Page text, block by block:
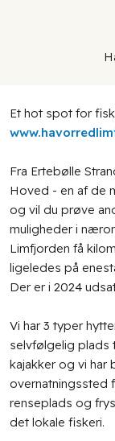
Et hot spot for
Fra Ertebølle
Hoved - en af de
og vil du prøve
muligheder i
Limfjorden få
ligeledes på
Der er i 2024
Vi har 3 typer
selvfølgelig plads
kajakker og vi har
overnatningssted
renseplads og
det lokale fiskeri.